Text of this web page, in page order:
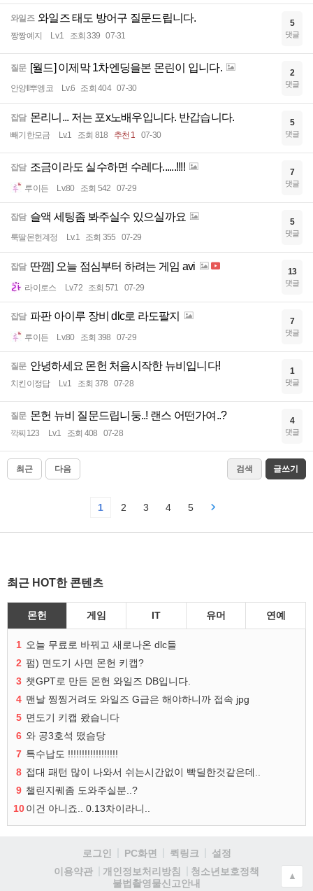
와일즈 와일즈 태도 방어구 질문드립니다.
짱짱예지 Lv.1 조회 339 07-31
5
댓글
질문 [월드] 이제막 1차엔딩을본 몬린이 입니다.
안양ll뿌엥코 Lv.6 조회 404 07-30
2
댓글
잡담 몬리니... 저는 포x노배우입니다. 반갑습니다.
빼기한모금 Lv.1 조회 818 추천 1 07-30
5
댓글
잡담 조금이라도 실수하면 수레다......!!!!
루이든 Lv.80 조회 542 07-29
7
댓글
잡담 슬액 세팅좀 봐주실수 있으실까요
룩딸몬헌계정 Lv.1 조회 355 07-29
5
댓글
잡담 딴깸] 오늘 점심부터 하려는 게임 avi
라이로스 Lv.72 조회 571 07-29
13
댓글
잡담 파판 아이루 장비 dlc로 라도팔지
루이든 Lv.80 조회 398 07-29
7
댓글
질문 안녕하세요 몬헌 처음시작한 뉴비입니다!
치킨이정답 Lv.1 조회 378 07-28
1
댓글
질문 몬헌 뉴비 질문드립니둥..! 랜스 어떤가여..?
깍찌123 Lv.1 조회 408 07-28
4
댓글
최근 다음 검색 글쓰기
1 2 3 4 5
최근 HOT한 콘텐츠
몬헌 게임 IT 유머 연예
1 오늘 무료로 바꿔고 새로나온 dlc들
2 펌) 면도기 사면 몬헌 키캡?
3 챗GPT로 만든 몬헌 와일즈 DB입니다.
4 맨날 찡찡거려도 와일즈 G급은 해야하니까 접속 jpg
5 면도기 키캡 왔습니다
6 와 공3호석 떴슴당
7 특수납도 !!!!!!!!!!!!!!!!!!
8 접대 패턴 많이 나와서 쉬는시간없이 빡딜한것같은데..
9 챌린지퀘좀 도와주실분..?
10이건 아니죠.. 0.13차이라니..
로그인 PC화면 퀵링크
설정
이용약관
개인정보처리방침
청소년보호정책
불법촬영물신고안내
▲